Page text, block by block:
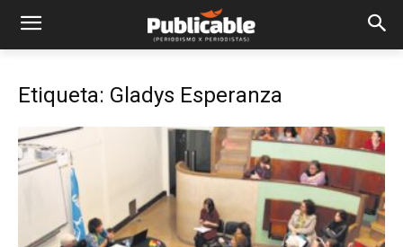
Etiqueta: Gladys Esperanza